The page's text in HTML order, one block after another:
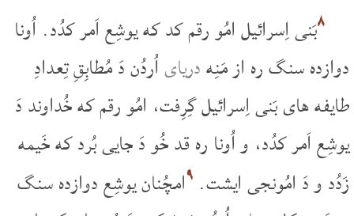
۸بَنی اِسرائیل امُو رقم کد که یوشِع اَمر کدُد. اُونا
دوازده سنگ ره از مَنِهدریایاُردُن دَ مُطابِقِ تِعدادِ
طایفه های بَنی اِسرائیل گِرِفت، امُو رقم که خُداوند دَ
یوشِع اَمر کدُد، و اُونا ره قد خُو دَ جایی بُرد که خَیمه
زَدُد و دَ امُونجی ایشت. ۹امچُنان یوشِع دوازده سنگ